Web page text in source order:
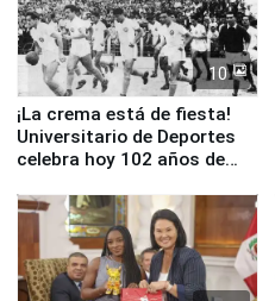
10
¡La crema está de fiesta!
Universitario de Deportes
celebra hoy 102 años de